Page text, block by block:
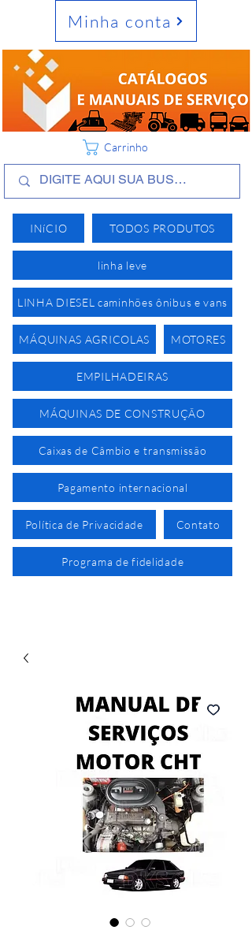
INíCIO TODOS PRODUTOS
linha leve
LINHA DIESEL caminhões ônibus e vans
MÁQUINAS AGRICOLAS MOTORES
EMPILHADEIRAS
MÁQUINAS DE CONSTRUÇÃO
Caixas de Câmbio e transmissão
Pagamento internacional
Política de Privacidade Contato
Programa de fidelidade
Minha conta
Carrinho